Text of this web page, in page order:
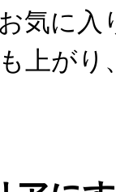
気に入
上がり